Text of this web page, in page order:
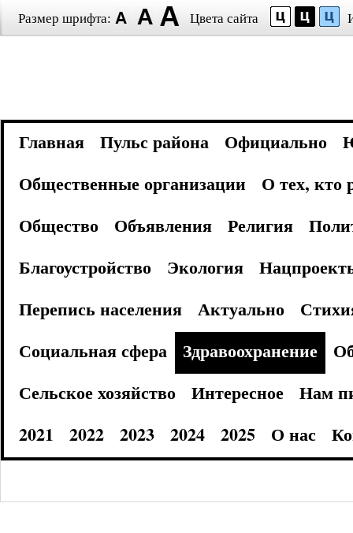
Размер шрифта: Цвета сайта
Главная Пульс района Официально
Общественные организации
О тех, кто
Общество
Объявления Религия
Благоустройство
Экология
Перепись населения
Актуально
Социальная сфера
Здравоохранение
Сельское хозяйство
Интересное
Нам
2021
2022 2023 2024 2025 О нас